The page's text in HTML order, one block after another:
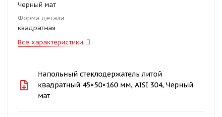
Черный мат
Форма детали
квадратная
Все характеристики
Напольный стеклодержатель литой
квадратный 45×50×160 мм, AISI 304, Черный
мат